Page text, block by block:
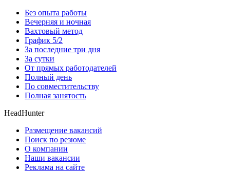
Без опыта работы
Вечерняя и ночная
Вахтовый метод
График 5/2
За последние три дня
За сутки
От прямых работодателей
Полный день
По совместительству
Полная занятость
HeadHunter
Размещение вакансий
Поиск по резюме
О компании
Наши вакансии
Реклама на сайте